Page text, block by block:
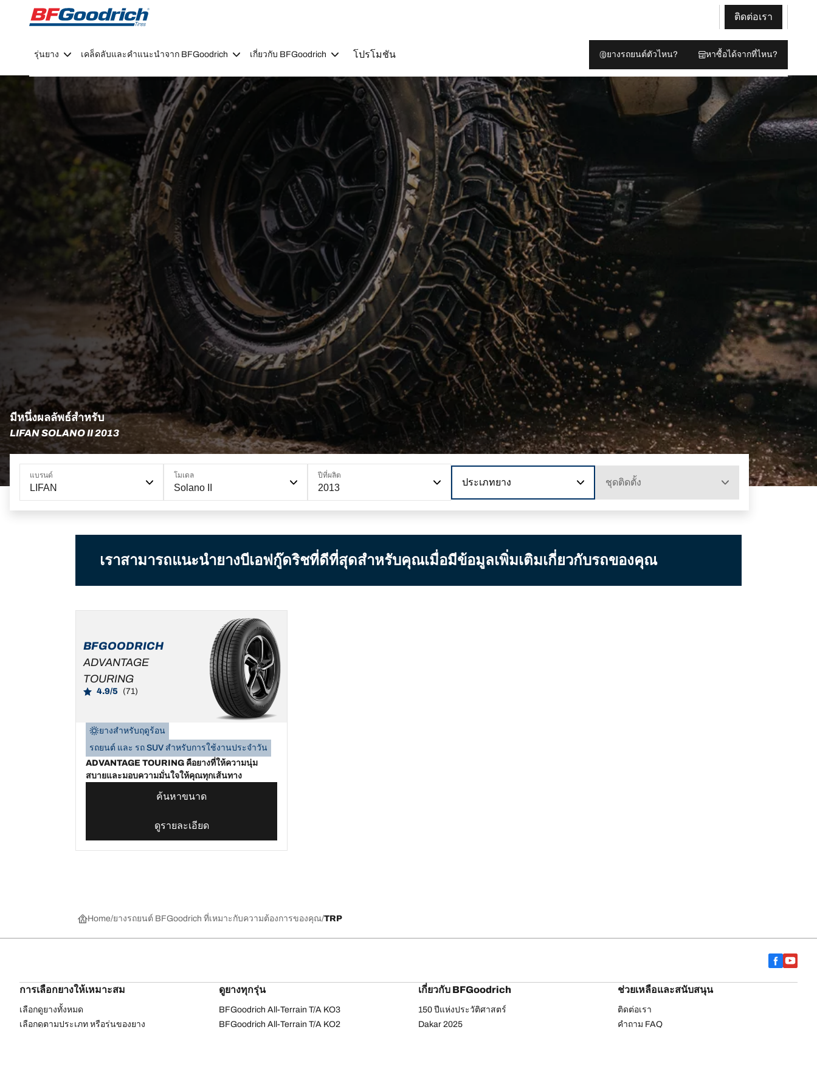
Go to page content
Go to page navigation
ติดต่อเรา
รุ่นยาง เคล็ดลับและคำแนะนำจาก BFGoodrich เกี่ยวกับ BFGoodrich โปรโมชัน ยางรถยนต์ตัวไหน? หาซื้อได้จากที่ไหน?
มีหนึ่งผลลัพธ์สำหรับ
LIFAN SOLANO II 2013
แบรนด์
LIFAN
โมเดล
Solano II
ปีที่ผลิต
2013
ประเภทยาง ชุดติดตั้ง
เราสามารถแนะนำยางบีเอฟกู๊ดริชที่ดีที่สุดสำหรับคุณเมื่อมีข้อมูลเพิ่มเติมเกี่ยวกับรถของคุณ
BFGOODRICH
ADVANTAGE
TOURING
4.9/5 (71)
ยางสำหรับฤดูร้อน
รถยนต์ และ รถ SUV สำหรับการใช้งานประจำวัน
ADVANTAGE TOURING คือยางที่ให้ความนุ่ม
สบายและมอบความมั่นใจให้คุณทุกเส้นทาง
ค้นหาขนาด
ดูรายละเอียด
Home ยางรถยนต์ BFGoodrich ที่เหมาะกับความต้องการของคุณ TRP
การเลือกยางให้เหมาะสม
เลือกดูยางทั้งหมด
เลือกดูตามประเภท หรือรุ่นของยาง
ดูยางทุกรุ่น
BFGoodrich All-Terrain T/A KO3
BFGoodrich All-Terrain T/A KO2
เกี่ยวกับ BFGoodrich
150 ปีแห่งประวัติศาสตร์
Dakar 2025
ช่วยเหลือและสนับสนุน
ติดต่อเรา
คำถาม FAQ